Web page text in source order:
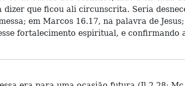
que ficou ali circunscrita. Seria
em Marcos 16.17, na palavra de
fortalecimento espiritual, e confirmando